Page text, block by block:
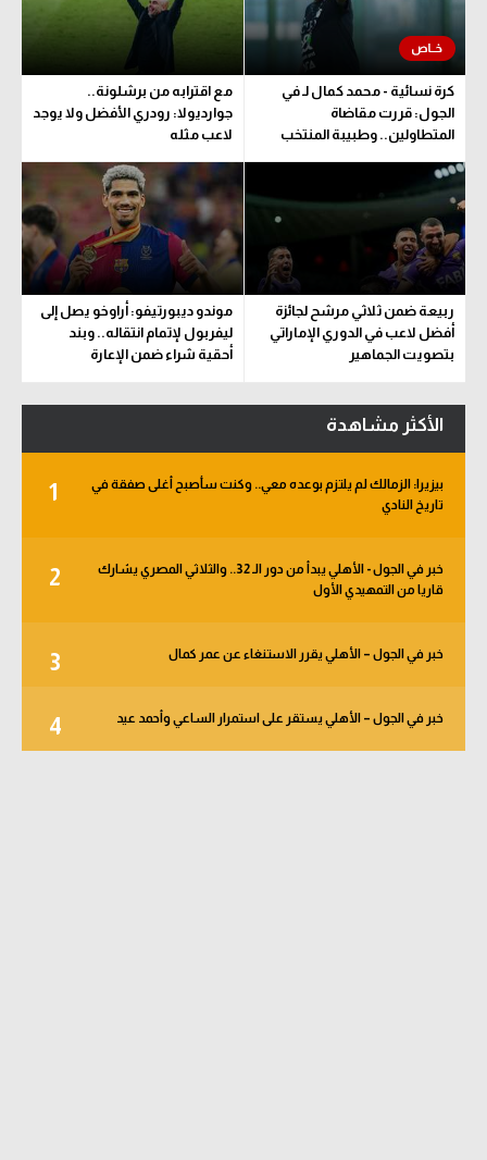
كرة نسائية - محمد كمال لـ في
الجول: قررت مقاضاة
المتطاولين.. وطبيبة المنتخب
مع اقترابه من برشلونة..
جوارديولا: رودري الأفضل ولا يوجد
لاعب مثله
ربيعة ضمن ثلاثي مرشح لجائزة
أفضل لاعب في الدوري الإماراتي
بتصويت الجماهير
موندو ديبورتيفو: أراوخو يصل إلى
ليفربول لإتمام انتقاله.. وبند
أحقية شراء ضمن الإعارة
الأكثر مشاهدة
1
بيزيرا: الزمالك لم يلتزم بوعده معي.. وكنت سأصبح أغلى صفقة في
تاريخ النادي
2
خبر في الجول - الأهلي يبدأ من دور الـ 32.. والثلاثي المصري يشارك
قاريا من التمهيدي الأول
3 خبر في الجول – الأهلي يقرر الاستنغاء عن عمر كمال
4 خبر في الجول – الأهلي يستقر على استمرار الساعي وأحمد عيد